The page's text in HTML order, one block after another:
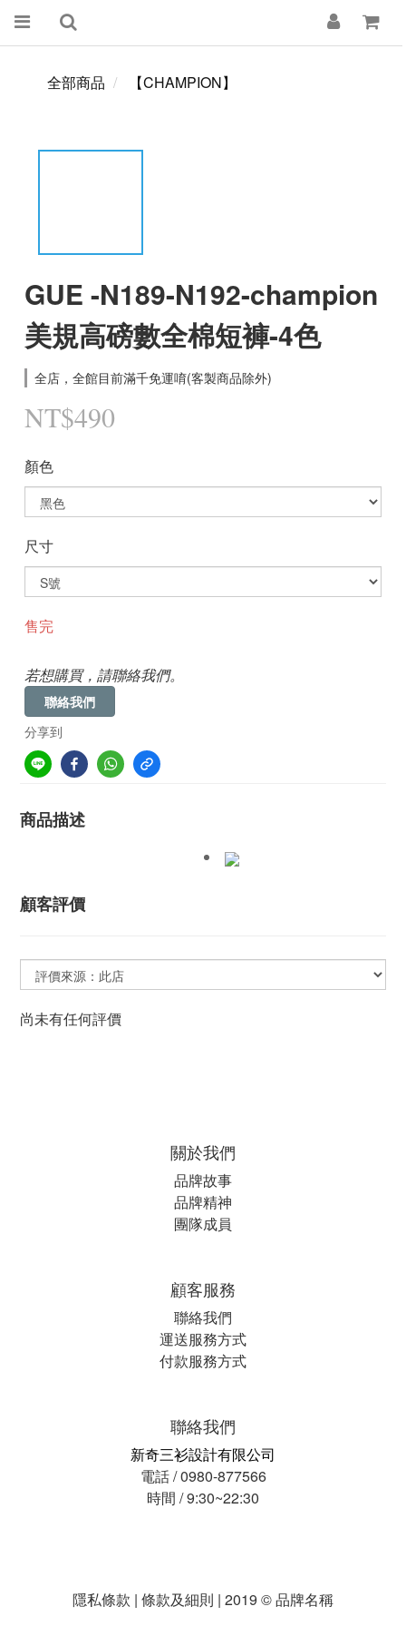
全部商品 【CHAMPION】
GUE -N189-N192-champion
美規高磅數全棉短褲-4色
全店，全館目前滿千免運唷(客製商品除外)
NT$490
顏色
尺寸
售完
若想購買，請聯絡我們。
聯絡我們
分享到
商品描述
顧客評價
尚未有任何評價
關於我們
品牌故事
品牌精神
團隊成員
顧客服務
聯絡我們
運送服務方式
付款服務方式
聯絡我們
新奇三衫設計有限公司
電話 / 0980-877566
時間 / 9:30~22:30
隱私條款 | 條款及細則 | 2019 © 品牌名稱